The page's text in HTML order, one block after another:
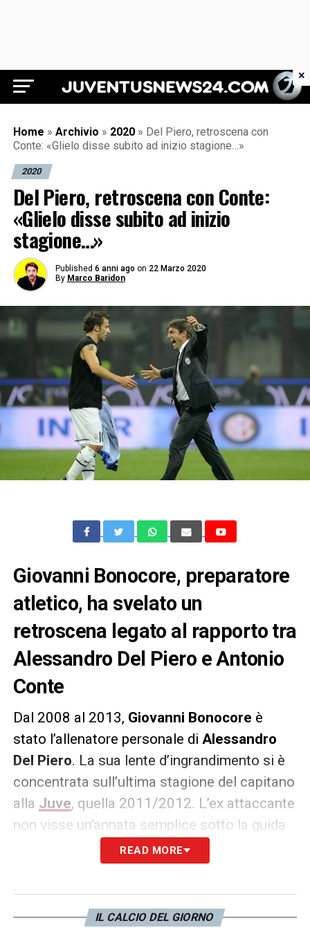
Juventus News 24
Home » Archivio » 2020 » Del Piero, retroscena con
Conte: «Glielo disse subito ad inizio stagione…»
2020
Del Piero, retroscena con Conte:
«Glielo disse subito ad inizio
stagione…»
Published 6 anni ago on 22 Marzo 2020
By Marco Baridon
Giovanni Bonocore, preparatore
atletico, ha svelato un
retroscena legato al rapporto tra
Alessandro Del Piero e Antonio
Conte
Dal 2008 al 2013, Giovanni Bonocore è
stato l’allenatore personale di Alessandro
Del Piero. La sua lente d’ingrandimento si è
concentrata sull’ultima stagione del capitano
alla Juve, quella 2011/2012. L’ex attaccante
non visse un’annata semplice sotto la guida
Antonio Conte, spaziando
frequentemente tra il campo e la panchina. Il
retroscenadi quella stagione.
READ MORE
IL CALCIO DEL GIORNO
×